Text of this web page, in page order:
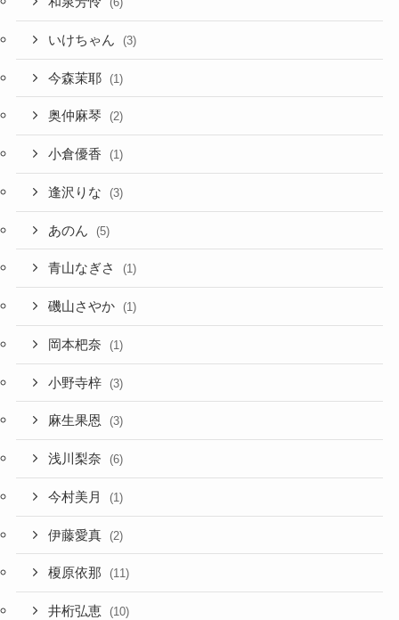
いけちゃん (3)
今森茉耶 (1)
奥仲麻琴 (2)
小倉優香 (1)
逢沢りな (3)
あのん (5)
青山なぎさ (1)
磯山さやか (1)
岡本杷奈 (1)
小野寺梓 (3)
麻生果恩 (3)
浅川梨奈 (6)
今村美月 (1)
伊藤愛真 (2)
榎原依那 (11)
井桁弘恵 (10)